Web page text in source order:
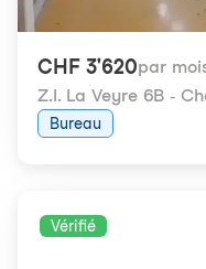
CHF 3'620par
Bureau
Vérifié